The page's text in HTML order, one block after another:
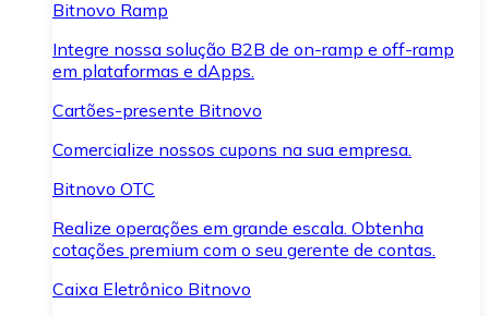
Bitnovo Ramp
Integre nossa solução B2B de on-ramp e off-ramp
em plataformas e dApps.
Cartões-presente Bitnovo
Comercialize nossos cupons na sua empresa.
Bitnovo OTC
Realize operações em grande escala. Obtenha
cotações premium com o seu gerente de contas.
Caixa Eletrônico Bitnovo